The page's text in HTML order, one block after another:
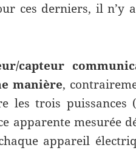
ces derniers, il n’y
capteur
manière,
les trois puissances
apparente mesurée
appareil